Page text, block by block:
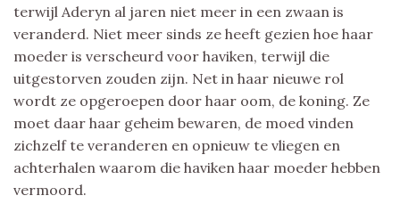
terwijl Aderyn al jaren niet meer in een zwaan is
veranderd. Niet meer sinds ze heeft gezien hoe haar
moeder is verscheurd voor haviken, terwijl die
uitgestorven zouden zijn. Net in haar nieuwe rol
wordt ze opgeroepen door haar oom, de koning. Ze
moet daar haar geheim bewaren, de moed vinden
zichzelf te veranderen en opnieuw te vliegen en
achterhalen waarom die haviken haar moeder hebben
vermoord.